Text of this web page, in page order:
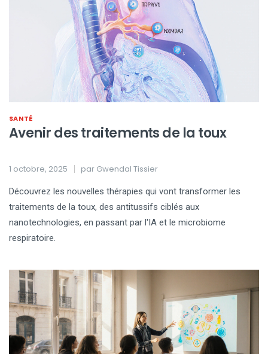
SANTÉ
Avenir des traitements de la toux
1 octobre, 2025 par Gwendal Tissier
Découvrez les nouvelles thérapies qui vont transformer les
traitements de la toux, des antitussifs ciblés aux
nanotechnologies, en passant par l'IA et le microbiome
respiratoire.